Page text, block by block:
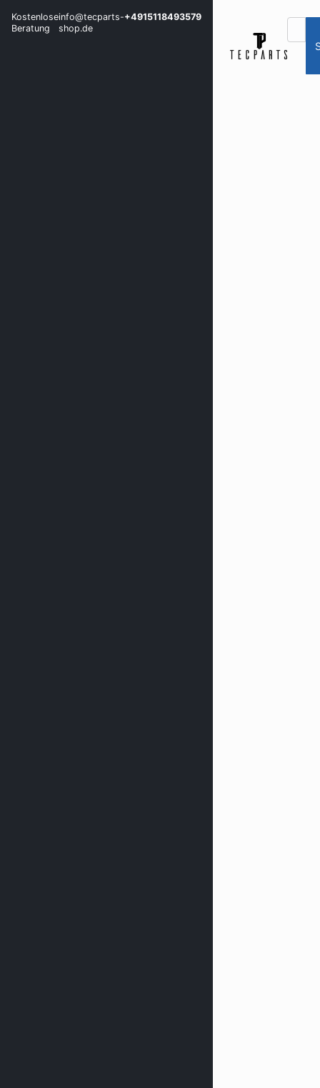
Kostenlose
Beratung
info@tecparts-
shop.de
+4915118493579